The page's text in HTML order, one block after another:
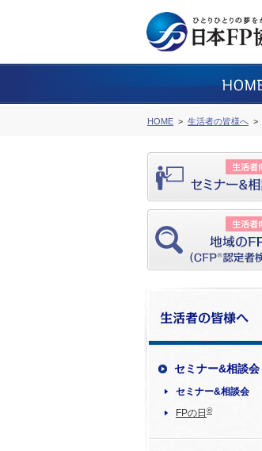
HOME 生活者の皆様へ
セミナー&相談会
セミナー&相談会
FPの日 ®